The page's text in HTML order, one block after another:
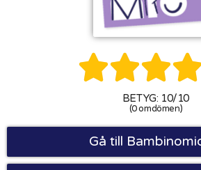

BETYG: 10/10
(0 omdömen)
Gå till